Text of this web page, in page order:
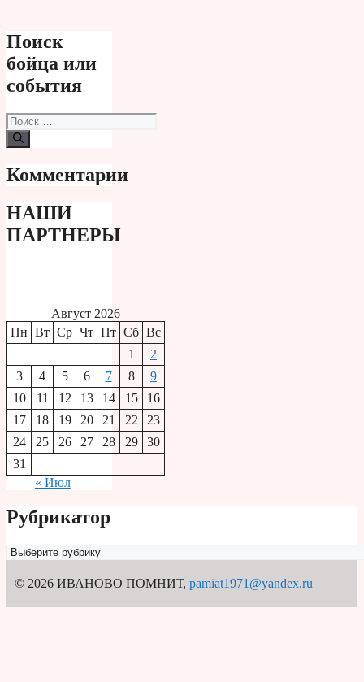
Поиск
бойца или
события
Поиск:
Комментарии
НАШИ
ПАРТНЕРЫ
Август 2026
Пн Вт Ср Чт Пт Сб Вс
1
2
3
4 5 6 7 8
9
10
11 12 13 14 15
16
17
18 19 20 21 22
23
24
25 26 27 28 29
30
31
« Июл
Рубрикатор
Рубрикатор
© 2026 ИВАНОВО ПОМНИТ, pamiat1971@yandex.ru